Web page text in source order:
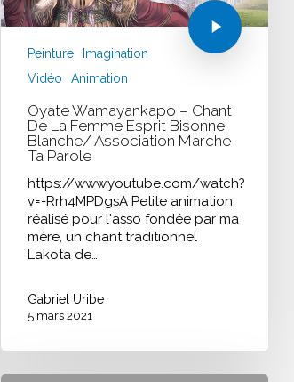
Peinture
Imagination
Vidéo
Animation
Oyate Wamayankapo – Chant
De La Femme Esprit Bisonne
Blanche/ Association Marche
Ta Parole
https://www.youtube.com/watch?
v=-Rrh4MPDgsA Petite animation
réalisé pour l'asso fondée par ma
mère, un chant traditionnel
Lakota de…
Gabriel Uribe
5 mars 2021